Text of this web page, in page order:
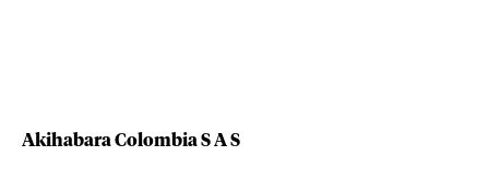
Akihabara Colombia S A S